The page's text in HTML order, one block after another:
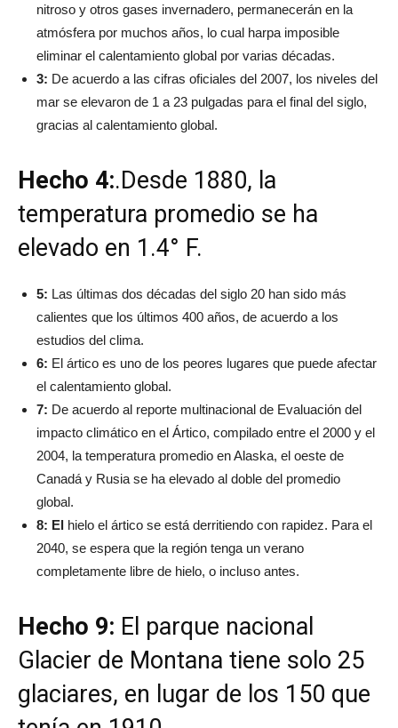
nitroso y otros gases invernadero, permanecerán en la
atmósfera por muchos años, lo cual harpa imposible
eliminar el calentamiento global por varias décadas.
3: De acuerdo a las cifras oficiales del 2007, los niveles del
mar se elevaron de 1 a 23 pulgadas para el final del siglo,
gracias al calentamiento global.
Hecho 4:.Desde 1880, la
temperatura promedio se ha
elevado en 1.4° F.
5: Las últimas dos décadas del siglo 20 han sido más
calientes que los últimos 400 años, de acuerdo a los
estudios del clima.
6: El ártico es uno de los peores lugares que puede afectar
el calentamiento global.
7: De acuerdo al reporte multinacional de Evaluación del
impacto climático en el Ártico, compilado entre el 2000 y el
2004, la temperatura promedio en Alaska, el oeste de
Canadá y Rusia se ha elevado al doble del promedio
global.
8: El hielo el ártico se está derritiendo con rapidez. Para el
2040, se espera que la región tenga un verano
completamente libre de hielo, o incluso antes.
Hecho 9: El parque nacional
Glacier de Montana tiene solo 25
glaciares, en lugar de los 150 que